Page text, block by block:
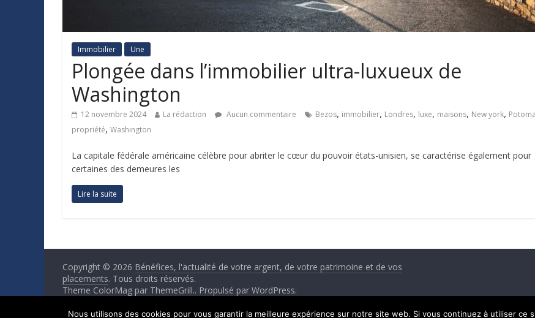
Immobilier Une
Plongée dans l’immobilier ultra-luxueux de
Washington
12 novembre 2024 La rédaction Aucun commentaire Bezos, immobilier, Londres, luxe, maisons, New york,
propriété, Washington
La capitale fédérale américaine célèbre pour abriter le cœur du pouvoir états-unisien, se caractérise également pour
certaines des demeures les
Lire la suite
Copyright © 2026 Bénéfices, l'actualité de votre argent, de votre patrimoine et de vos
placements. Tous droits réservés.
Theme ColorMag par ThemeGrill.. Propulsé par WordPress.
Nous utilisons des cookies pour vous garantir la meilleure expérience sur notre site web. Si vous continuez à utiliser ce